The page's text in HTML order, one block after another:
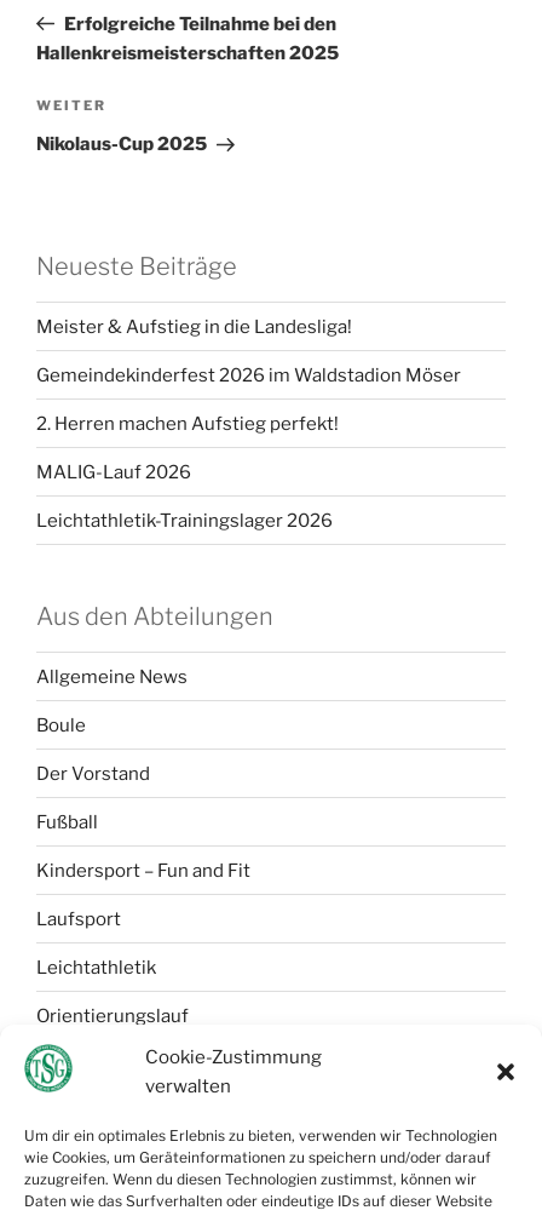
Cookie-Zustimmung
verwalten
Um dir ein optimales Erlebnis zu bieten, verwenden wir Technologien
wie Cookies, um Geräteinformationen zu speichern und/oder darauf
zuzugreifen. Wenn du diesen Technologien zustimmst, können wir
Daten wie das Surfverhalten oder eindeutige IDs auf dieser Website
Beitrag
Erfolgreiche Teilnahme bei den
Hallenkreismeisterschaften 2025
Nächster
Beitrag
WEITER
Nikolaus-Cup 2025
Neueste Beiträge
Meister & Aufstieg in die Landesliga!
Gemeindekinderfest 2026 im Waldstadion Möser
2. Herren machen Aufstieg perfekt!
MALIG-Lauf 2026
Leichtathletik-Trainingslager 2026
Aus den Abteilungen
Allgemeine News
Boule
Der Vorstand
Fußball
Kindersport – Fun and Fit
Laufsport
Leichtathletik
Orientierungslauf
Selbstverteidigung
Wandern